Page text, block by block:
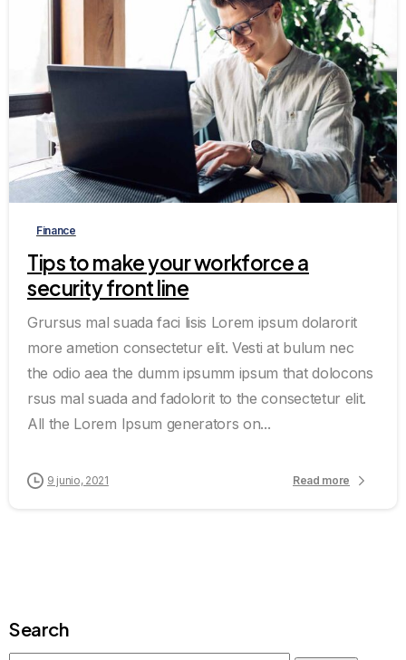
0 0
Finance
Tips to make your workforce a
security front line
Grursus mal suada faci lisis Lorem ipsum dolarorit
more ametion consectetur elit. Vesti at bulum nec
the odio aea the dumm ipsumm ipsum that dolocons
rsus mal suada and fadolorit to the consectetur elit.
All the Lorem Ipsum generators on...
9 junio, 2021 Read more
Search